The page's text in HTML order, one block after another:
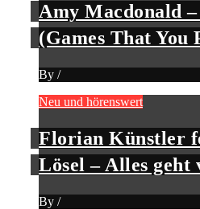
Amy Macdonald –
(Games That You
By /
Neu und hörenswert
Florian Künstler
Lösel – Alles geht
By /